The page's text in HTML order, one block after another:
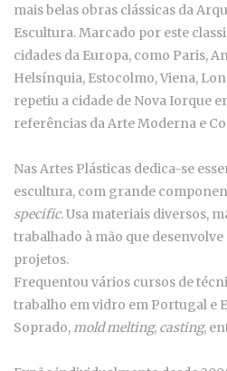
mais belas obras clássicas da
Escultura. Marcado por este
cidades da Europa, como Paris,
Helsínquia, Estocolmo, Viena,
repetiu a cidade de Nova Iorque
referências da Arte Moderna e
Nas Artes Plásticas dedica-se
escultura, com grande
specific. Usa materiais diversos,
trabalhado à mão que desenvolve
projetos.
Frequentou vários cursos de
trabalho em vidro em Portugal e
Soprado, mold melting, casting,